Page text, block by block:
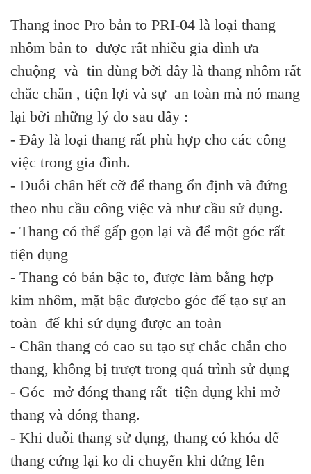
Thang inoc Pro bản to PRI-04 là loại thang
nhôm bản to được rất nhiều gia đình ưa
chuộng và tin dùng bởi đây là thang nhôm rất
chắc chắn , tiện lợi và sự an toàn mà nó mang
lại bởi những lý do sau đây :
- Đây là loại thang rất phù hợp cho các công
việc trong gia đình.
- Duỗi chân hết cỡ để thang ổn định và đứng
theo nhu cầu công việc và như cầu sử dụng.
- Thang có thể gấp gọn lại và để một góc rất
tiện dụng
- Thang có bản bậc to, được làm bằng hợp
kim nhôm, mặt bậc đượcbo góc để tạo sự an
toàn để khi sử dụng được an toàn
- Chân thang có cao su tạo sự chắc chắn cho
thang, không bị trượt trong quá trình sử dụng
- Góc mở đóng thang rất tiện dụng khi mở
thang và đóng thang.
- Khi duỗi thang sử dụng, thang có khóa để
thang cứng lại ko di chuyển khi đứng lên